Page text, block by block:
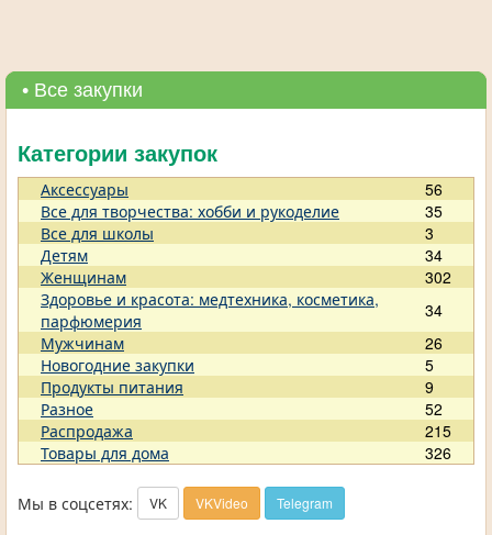
• Все закупки
Категории закупок
Аксессуары
56
Все для творчества: хобби и рукоделие
35
Все для школы
3
Детям
34
Женщинам
302
Здоровье и красота: медтехника, косметика,
парфюмерия
34
Мужчинам
26
Новогодние закупки
5
Продукты питания
9
Разное
52
Распродажа
215
Товары для дома
326
Мы в соцсетях: VK VKVideo Telegram